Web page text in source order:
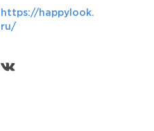
https://happylook.
ru/